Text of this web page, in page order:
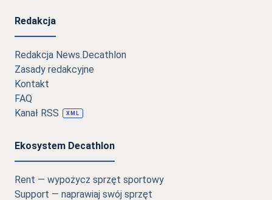
Redakcja
Redakcja News.Decathlon
Zasady redakcyjne
Kontakt
FAQ
Kanał RSS
XML
Ekosystem Decathlon
Rent — wypożycz sprzęt sportowy
Support — naprawiaj swój sprzęt